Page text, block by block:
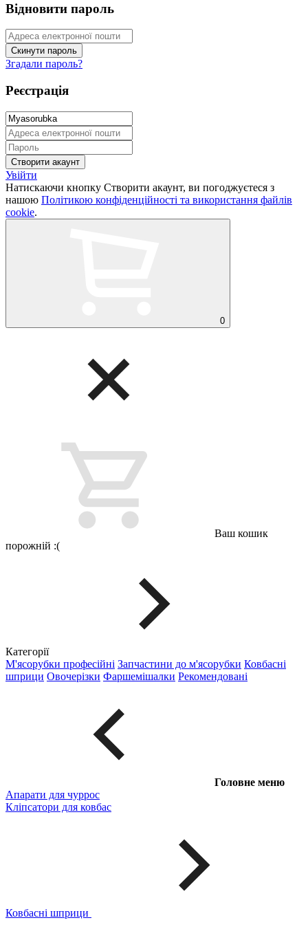
Відновити пароль
Згадали пароль?
Реєстрація
Увійти
Натискаючи кнопку Створити акаунт, ви погоджуєтеся з
нашою Політикою конфіденційності та використання файлів
cookie.
0
Ваш кошик
порожній :(
Категорії
М'ясорубки професійні Запчастини до м'ясорубки Ковбасні
шприци Овочерізки Фаршемішалки Рекомендовані
Головне меню
Апарати для чуррос
Кліпсатори для ковбас
Ковбасні шприци